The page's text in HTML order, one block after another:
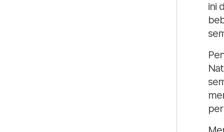
ini